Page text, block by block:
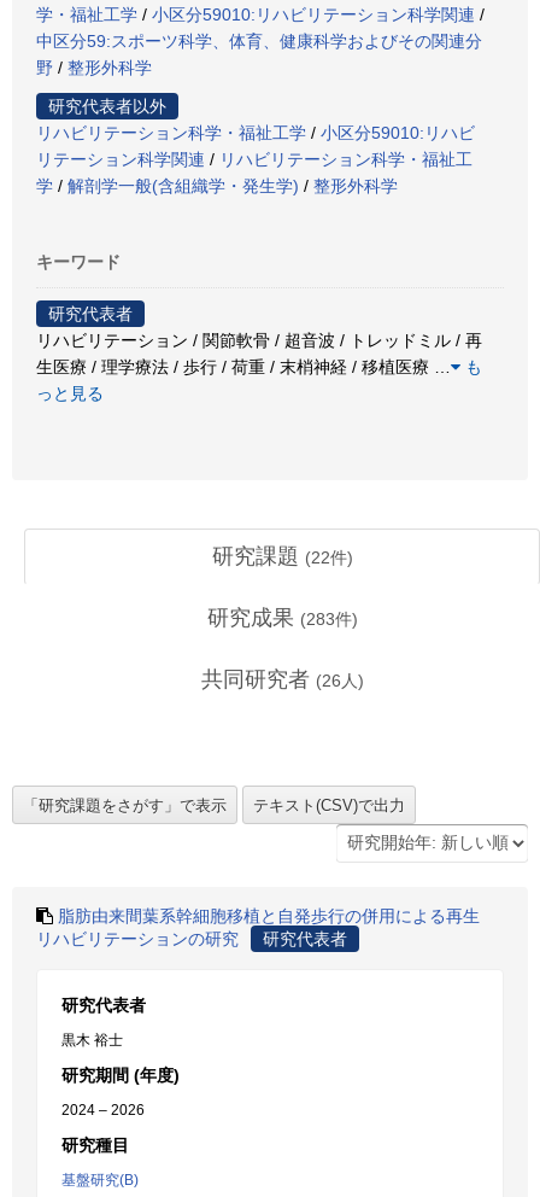
学・福祉工学 / 小区分59010:リハビリテーション科学関連 /
中区分59:スポーツ科学、体育、健康科学およびその関連分
野 / 整形外科学
研究代表者以外
リハビリテーション科学・福祉工学 / 小区分59010:リハビ
リテーション科学関連 / リハビリテーション科学・福祉工
学 / 解剖学一般(含組織学・発生学) / 整形外科学
キーワード
研究代表者
リハビリテーション / 関節軟骨 / 超音波 / トレッドミル / 再
生医療 / 理学療法 / 歩行 / 荷重 / 末梢神経 / 移植医療
も
っと見る
研究課題 (22件)
研究成果 (283件)
共同研究者 (26 人)
脂肪由来間葉系幹細胞移植と自発歩行の併用による再生
リハビリテーションの研究
研究代表者
研究代表者
黒木 裕士
研究期間 (年度)
2024 – 2026
研究種目
基盤研究(B)